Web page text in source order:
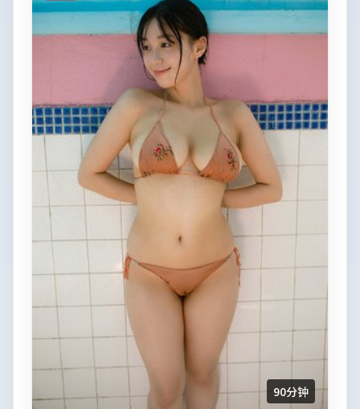
90分钟